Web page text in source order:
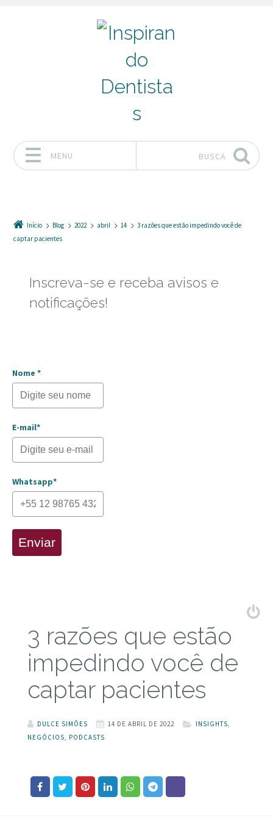
MENU BUSCA
Início Blog 2022 abril 14
3 razões que estão impedindo você de
captar pacientes
Inscreva-se e receba avisos e
notificações!
Nome *
E-mail*
Whatsapp*
Enviar
3 razões que estão
impedindo você de
captar pacientes
DULCE SIMÕES 14 DE ABRIL DE 2022 INSIGHTS,
NEGÓCIOS, PODCASTS